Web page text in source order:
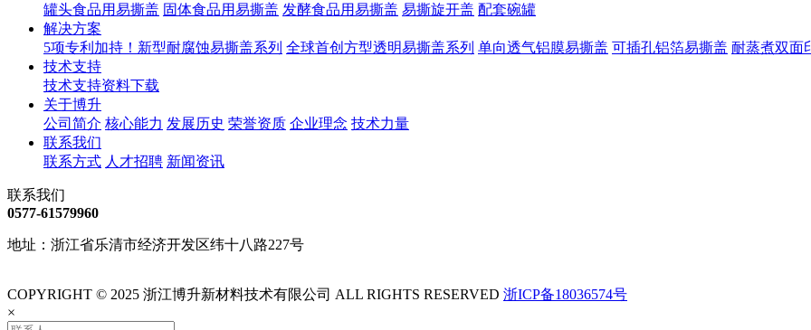
罐头食品用易撕盖 固体食品用易撕盖 发酵食品用易撕盖 易撕旋开盖 配套碗罐
解决方案
5项专利加持！新型耐腐蚀易撕盖系列 全球首创方型透明易撕盖系列 单向透气铝膜易撕盖 可插孔铝箔易撕盖 耐蒸煮双面
技术支持
技术支持资料下载
关于博升
公司简介 核心能力 发展历史 荣誉资质 企业理念 技术力量
联系我们
联系方式 人才招聘 新闻资讯
联系我们
0577-61579960
地址：浙江省乐清市经济开发区纬十八路227号
COPYRIGHT © 2025 浙江博升新材料技术有限公司 ALL RIGHTS RESERVED 浙ICP备18036574号
×